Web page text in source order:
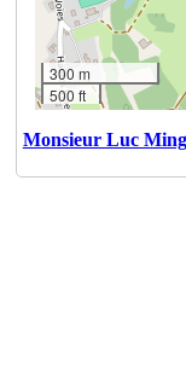
300 m
500 ft
Monsieur Luc